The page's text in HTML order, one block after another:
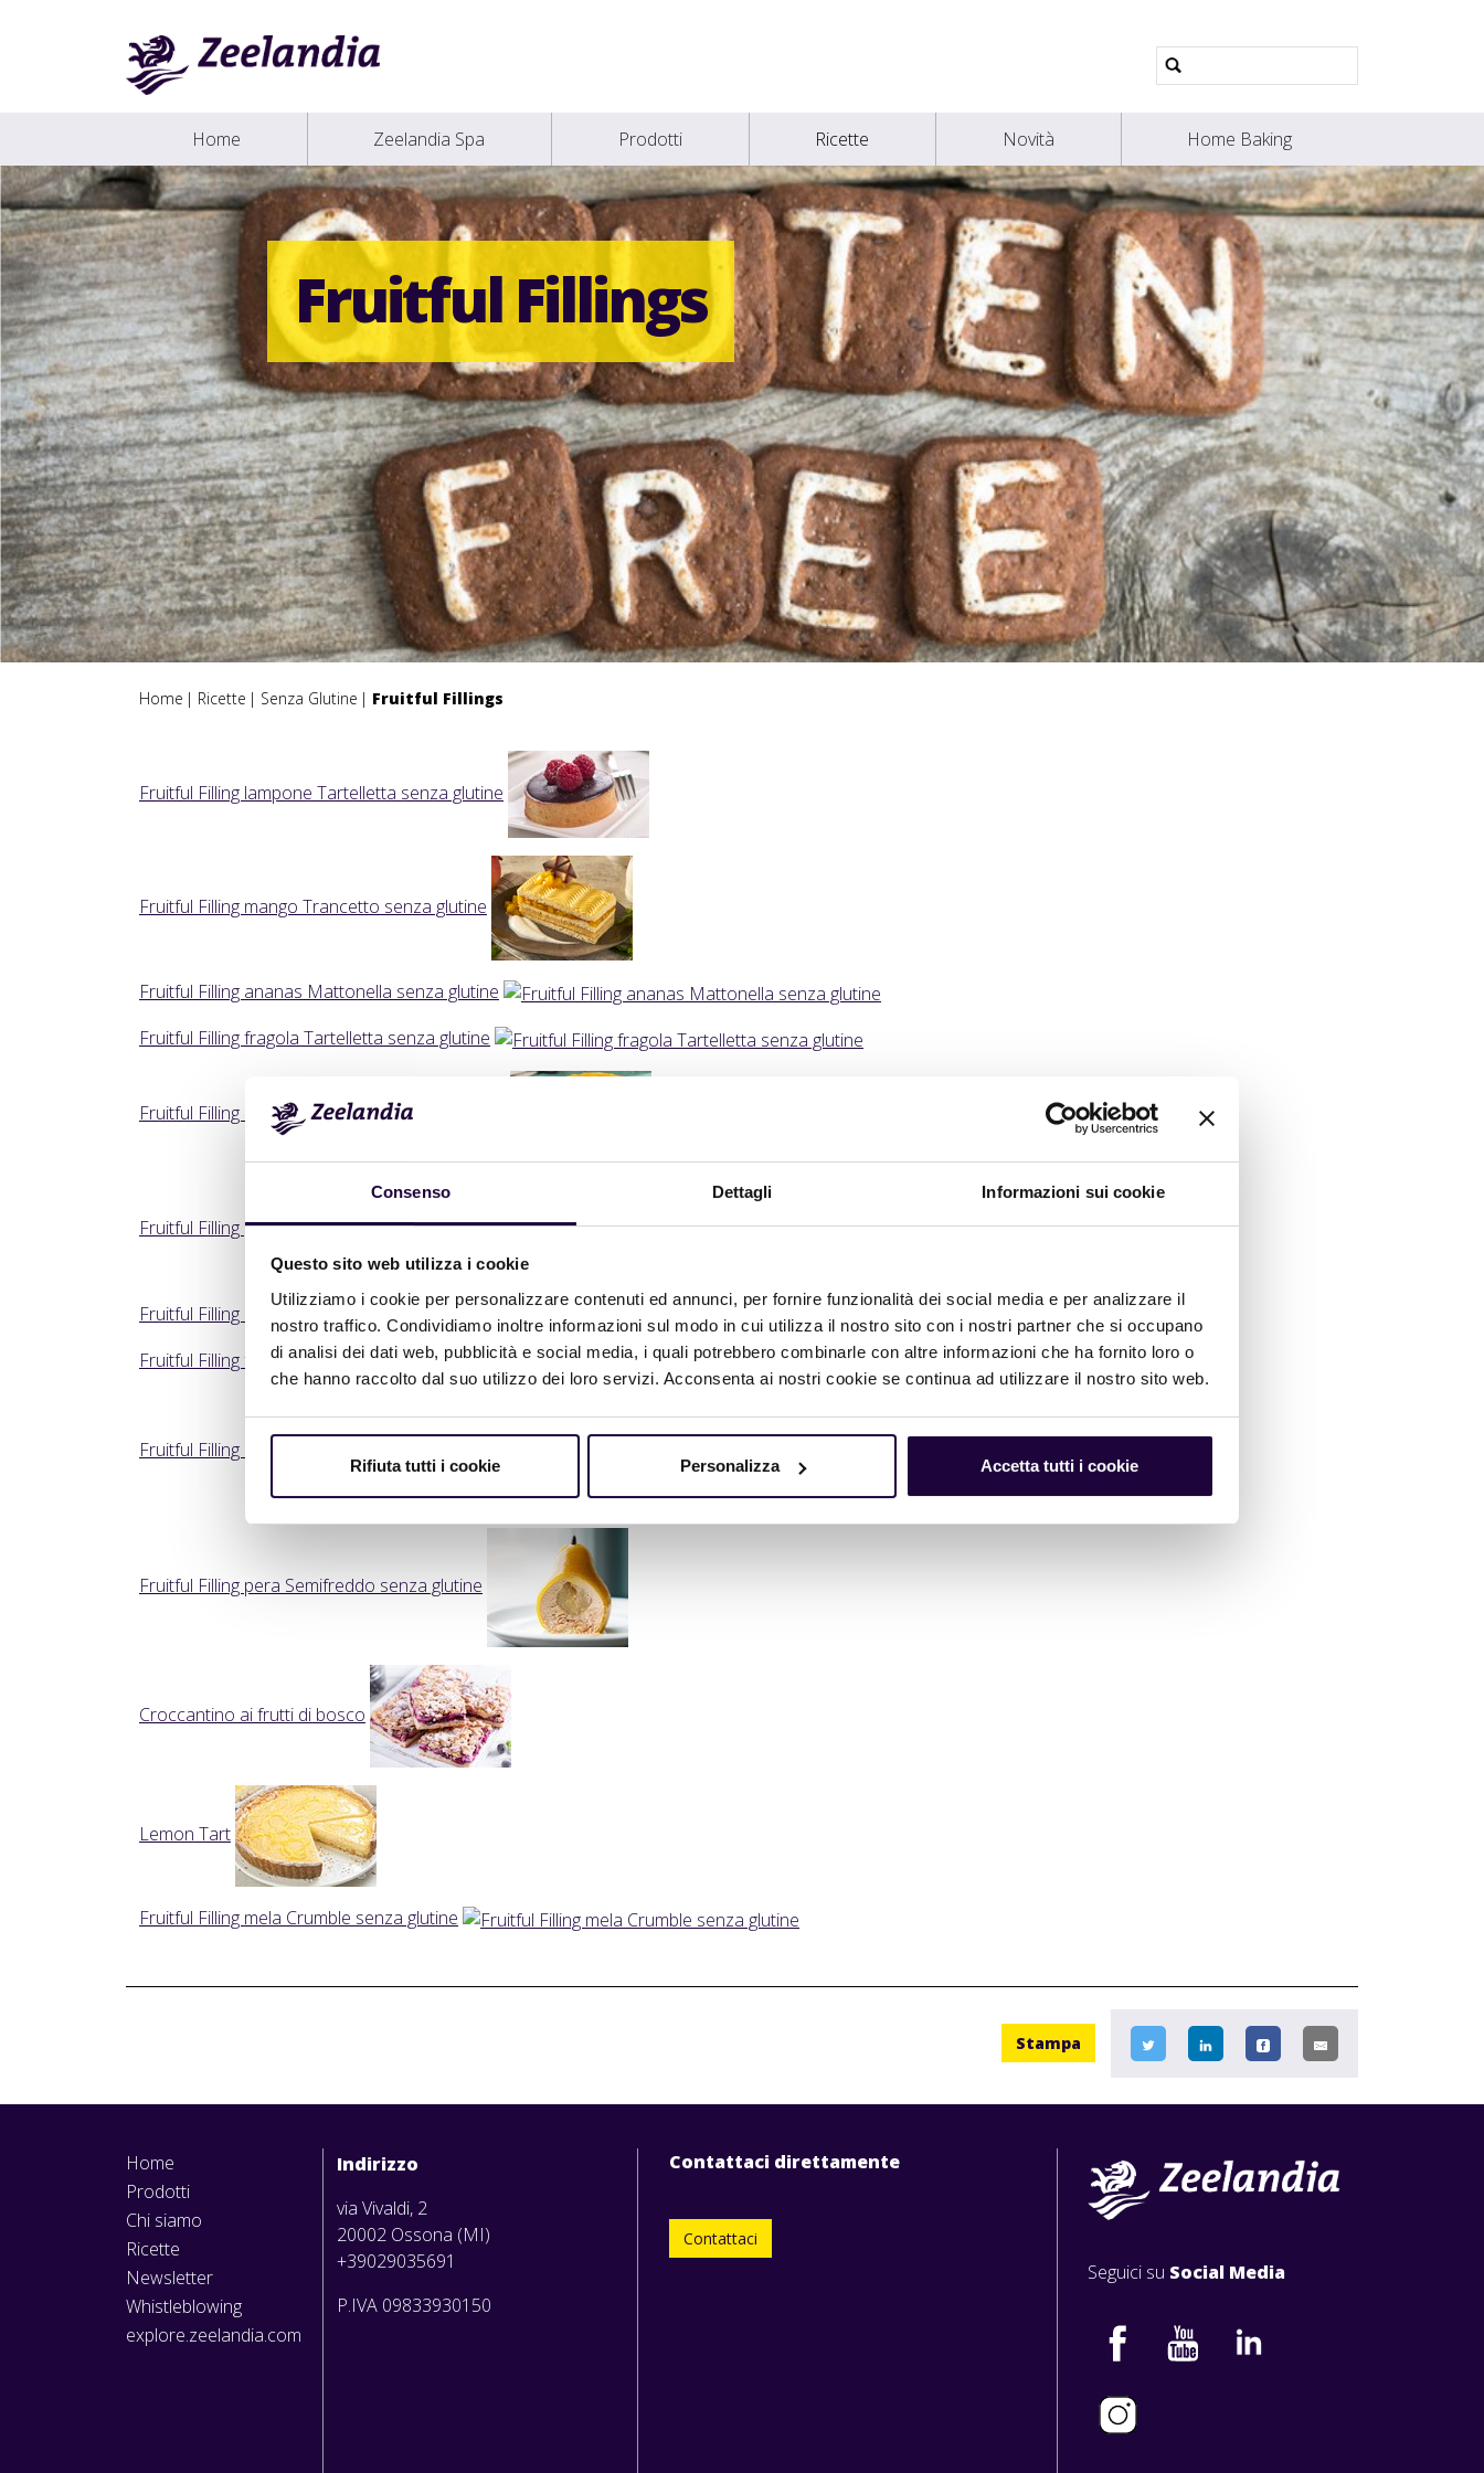
Consenso Dettagli Informazioni sui cookie
Questo sito web utilizza i cookie
Utilizziamo i cookie per personalizzare contenuti ed annunci, per fornire funzionalità dei social media e per analizzare il
nostro traffico. Condividiamo inoltre informazioni sul modo in cui utilizza il nostro sito con i nostri partner che si occupano
di analisi dei dati web, pubblicità e social media, i quali potrebbero combinarle con altre informazioni che ha fornito loro o
che hanno raccolto dal suo utilizzo dei loro servizi. Acconsenta ai nostri cookie se continua ad utilizzare il nostro sito web.
Rifiuta tutti i cookie Personalizza Accetta tutti i cookie
Ricerca
avanzata…
Home Zeelandia Spa Prodotti Ricette Novità Home Baking
Fruitful Fillings
Home Ricette Senza Glutine Fruitful Fillings
Fruitful Filling lampone Tartelletta senza glutine
Fruitful Filling mango Trancetto senza glutine
Fruitful Filling ananas Mattonella senza glutine
Fruitful Filling fragola Tartelletta senza glutine
Fruitful Filling mango Cheesecake senza glutine
Fruitful Filling pesca Crostata senza glutine
Fruitful Filling ciliegia Mattonella senza glutine
Fruitful Filling fragola Delizia
Fruitful Filling ciliegia Crostata senza glutine
Fruitful Filling pera Semifreddo senza glutine
Croccantino ai frutti di bosco
Lemon Tart
Fruitful Filling mela Crumble senza glutine
Stampa
Home
Prodotti
Chi siamo
Ricette
Newsletter
Whistleblowing
explore.zeelandia.com
Indirizzo
via Vivaldi, 2
20002 Ossona (MI)
+39029035691
P.IVA 09833930150
Contattaci direttamente
Contattaci
Seguici su Social Media